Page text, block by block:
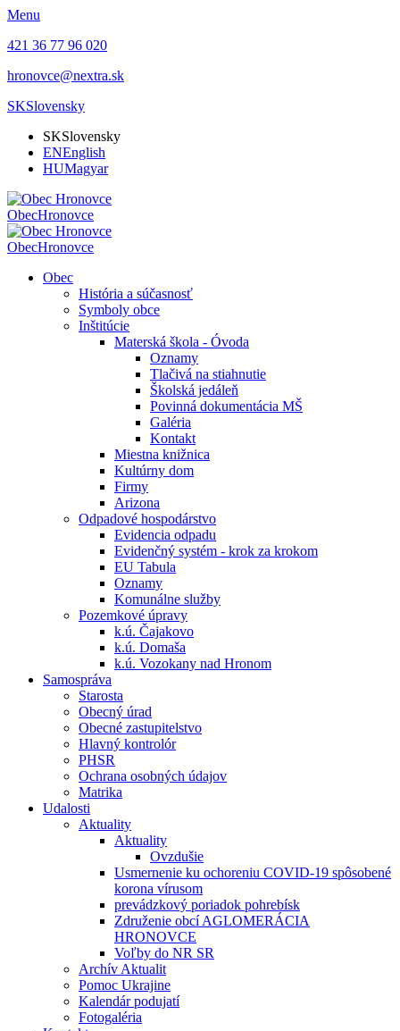
Menu
421 36 77 96 020
hronovce@nextra.sk
SKSlovensky
SKSlovensky
ENEnglish
HUMagyar
ObecHronovce
ObecHronovce
Obec
História a súčasnosť
Symboly obce
Inštitúcie
Materská škola - Óvoda
Oznamy
Tlačivá na stiahnutie
Školská jedáleň
Povinná dokumentácia MŠ
Galéria
Kontakt
Miestna knižnica
Kultúrny dom
Firmy
Arizona
Odpadové hospodárstvo
Evidencia odpadu
Evidenčný systém - krok za krokom
EU Tabula
Oznamy
Komunálne služby
Pozemkové úpravy
k.ú. Čajakovo
k.ú. Domaša
k.ú. Vozokany nad Hronom
Samospráva
Starosta
Obecný úrad
Obecné zastupitelstvo
Hlavný kontrolór
PHSR
Ochrana osobných údajov
Matrika
Udalosti
Aktuality
Aktuality
Ovzdušie
Usmernenie ku ochoreniu COVID-19 spôsobené
korona vírusom
prevádzkový poriadok pohrebísk
Združenie obcí AGLOMERÁCIA
HRONOVCE
Voľby do NR SR
Archív Aktualit
Pomoc Ukrajine
Kalendár podujatí
Fotogaléria